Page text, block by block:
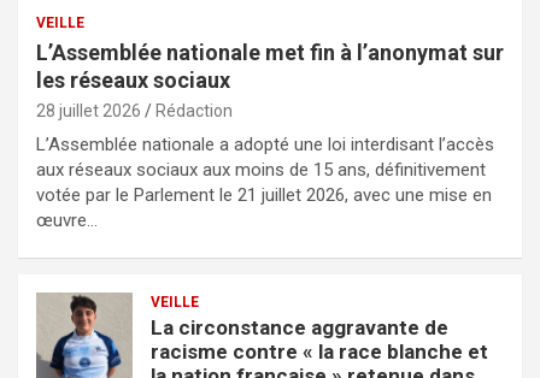
VEILLE
L’Assemblée nationale met fin à l’anonymat sur
les réseaux sociaux
28 juillet 2026 Rédaction
L’Assemblée nationale a adopté une loi interdisant l’accès
aux réseaux sociaux aux moins de 15 ans, définitivement
votée par le Parlement le 21 juillet 2026, avec une mise en
œuvre…
VEILLE
La circonstance aggravante de
racisme contre « la race blanche et